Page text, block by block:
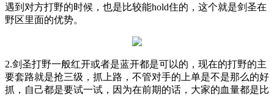
遇到对方打野的时候，也是比较能hold住的，这个就是剑圣在
野区里面的优势。
2.剑圣打野一般红开或者是蓝开都是可以的，现在的打野的主
要套路就是抢三级，抓上路，不管对手的上单是不是那么的好
抓，自己都是要试一试，因为在前期的话，大家的血量都是比